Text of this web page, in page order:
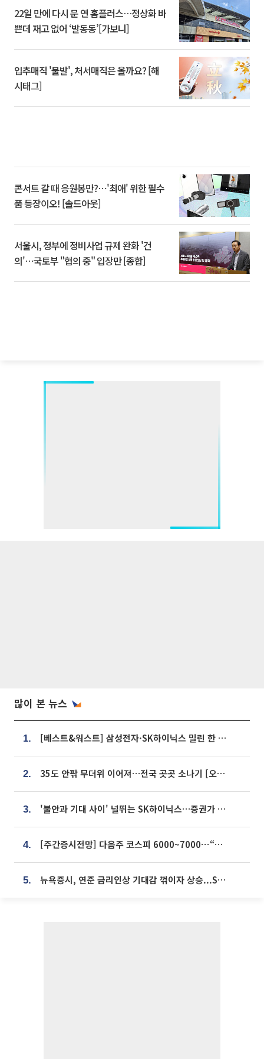
22일 만에 다시 문 연 홈플러스…정상화 바
쁜데 재고 없어 ‘발동동’[가보니]
입추매직 '불발', 처서매직은 올까요? [해
시태그]
콘서트 갈 때 응원봉만?⋯'최애' 위한 필수
품 등장이오! [솔드아웃]
서울시, 정부에 정비사업 규제 완화 '건
의'⋯국토부 "협의 중" 입장만 [종합]
많이 본 뉴스
1. [베스트&워스트] 삼성전자·SK하이닉스 밀린 한 주…상상인증권은 85% 급등
2. 35도 안팎 무더위 이어져…전국 곳곳 소나기 [오늘 날씨]
3. '불안과 기대 사이' 널뛰는 SK하이닉스…증권가 "HBM4·LTA 기반 펀터멘털 견고"
4. [주간증시전망] 다음주 코스피 6000~7000⋯“外人 수급은 정책이 변수”
5. 뉴욕증시, 연준 금리인상 기대감 꺾이자 상승...S&P500 사상 최고치 [종합]